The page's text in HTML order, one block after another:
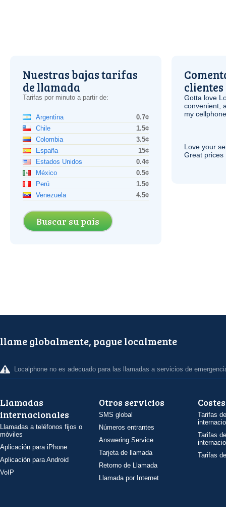
Nuestras bajas tarifas
de llamada
Tarifas por minuto a partir de:
Argentina
0.7¢
Chile
1.5¢
Colombia
3.5¢
España
15¢
Estados Unidos
0.4¢
México
0.5¢
Perú
1.5¢
Venezuela
4.5¢
Buscar su país
clientes
Gotta love
convenient,
my
Love your
Great prices
llame globalmente, pague localmente
Localphone no es adecuado para las llamadas a servicios de
Llamadas
internacionales
Llamadas a teléfonos fijos o
móviles
Aplicación para iPhone
Aplicación para Android
VoIP
Otros servicios
SMS global
Números entrantes
Answering Service
Tarjeta de llamada
Retorno de Llamada
Llamada por Internet
Costes
Tarifas
Tarifas
Tarifas